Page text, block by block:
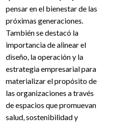
pensar en el bienestar de las
próximas generaciones.
También se destacó la
importancia de alinear el
diseño, la operación y la
estrategia empresarial para
materializar el propósito de
las organizaciones a través
de espacios que promuevan
salud, sostenibilidad y